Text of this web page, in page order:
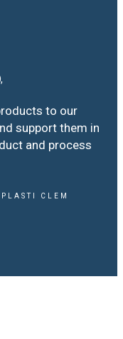
to our
support them in
and process
CLEM